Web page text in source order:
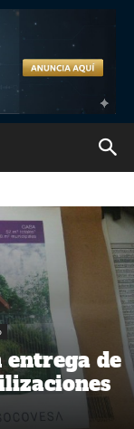
entrega de